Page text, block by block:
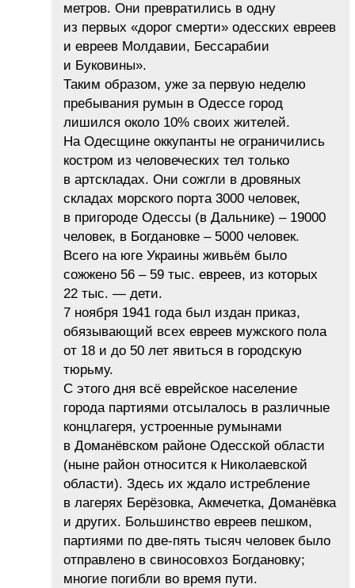
метров. Они превратились в одну
из первых «дорог смерти» одесских евреев
и евреев Молдавии, Бессарабии
и Буковины».
Таким образом, уже за первую неделю
пребывания румын в Одессе город
лишился около 10% своих жителей.
На Одесщине оккупанты не ограничились
костром из человеческих тел только
в артскладах. Они сожгли в дровяных
складах морского порта 3000 человек,
в пригороде Одессы (в Дальнике) – 19000
человек, в Богдановке – 5000 человек.
Всего на юге Украины живьём было
сожжено 56 – 59 тыс. евреев, из которых
22 тыс. — дети.
7 ноября 1941 года был издан приказ,
обязывающий всех евреев мужского пола
от 18 и до 50 лет явиться в городскую
тюрьму.
С этого дня всё еврейское население
города партиями отсылалось в различные
концлагеря, устроенные румынами
в Доманёвском районе Одесской области
(ныне район относится к Николаевской
области). Здесь их ждало истребление
в лагерях Берёзовка, Акмечетка, Доманёвка
и других. Большинство евреев пешком,
партиями по две-пять тысяч человек было
отправлено в свиносовхоз Богдановку;
многие погибли во время пути.